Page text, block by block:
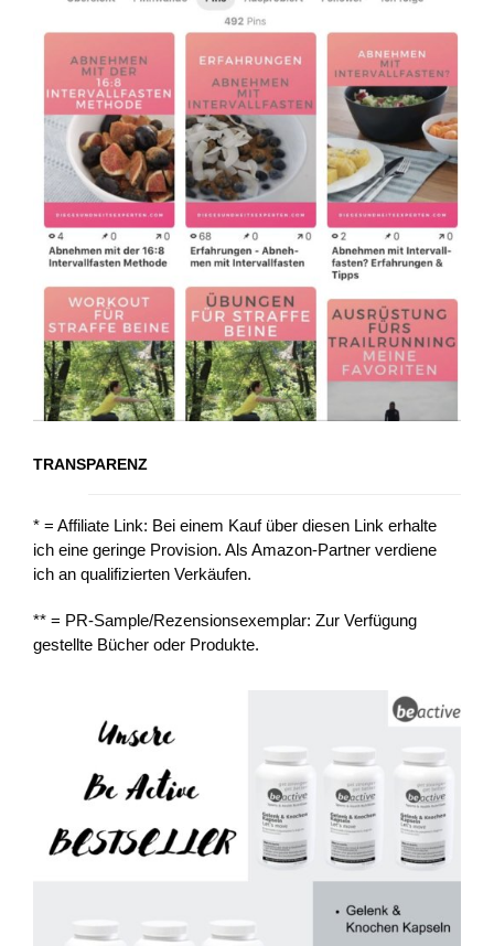
TRANSPARENZ
* = Affiliate Link: Bei einem Kauf über diesen Link erhalte
ich eine geringe Provision. Als Amazon-Partner verdiene
ich an qualifizierten Verkäufen.
** = PR-Sample/Rezensionsexemplar: Zur Verfügung
gestellte Bücher oder Produkte.